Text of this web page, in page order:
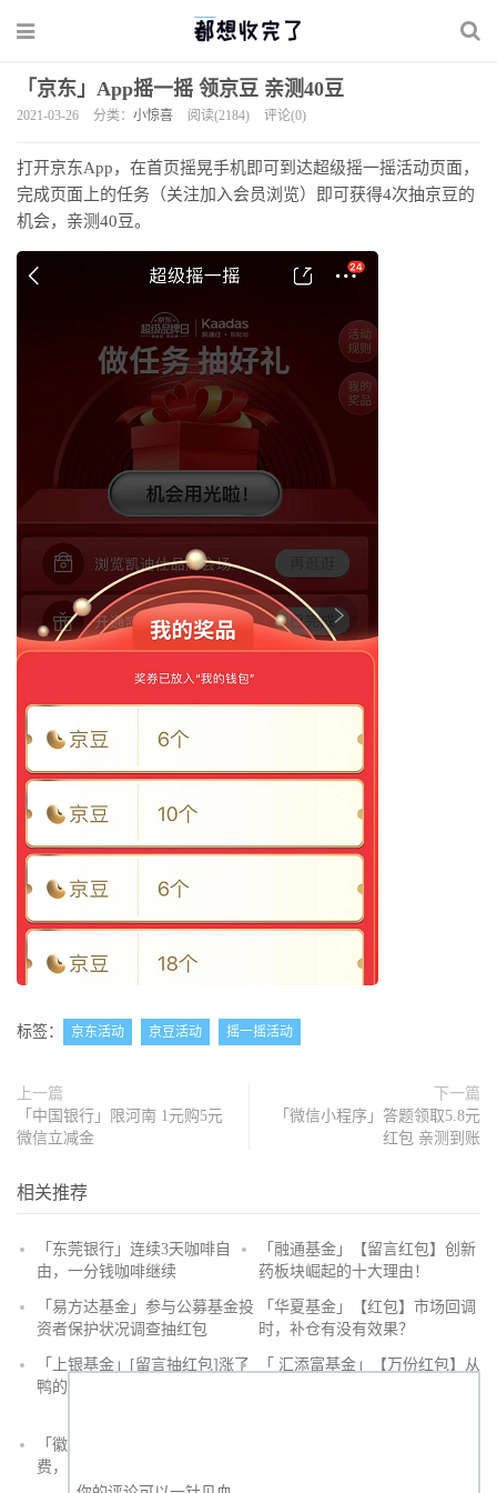
「京东」App摇一摇 领京豆 亲测40豆
2021-03-26 分类： 小惊喜 阅读(2184) 评论(0)
打开京东App，在首页摇晃手机即可到达超级摇一摇活动页面，
完成页面上的任务（关注加入会员浏览）即可获得4次抽京豆的
机会，亲测40豆。
标签： 京东活动 京豆活动 摇一摇活动
上一篇
「中国银行」限河南 1元购5元
微信立减金
下一篇
「微信小程序」答题领取5.8元
红包 亲测到账
相关推荐
「东莞银行」连续3天咖啡自
由，一分钱咖啡继续
「融通基金」【留言红包】创新
药板块崛起的十大理由！
「易方达基金」参与公募基金投
资者保护状况调查抽红包
「华夏基金」【红包】市场回调
时，补仓有没有效果？
「上银基金」[留言抽红包]​涨了
鸭的投资旅途
「 汇添富基金」【万份红包】从
「徽商银行」手机银行充值话
费，至高立减30元